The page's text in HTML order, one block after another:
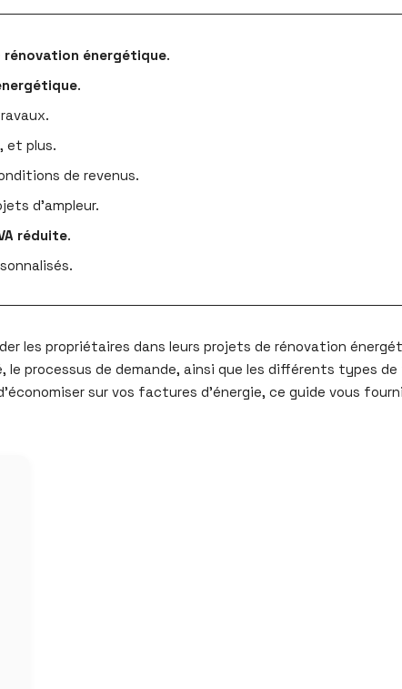
rénovation énergétique.
.
, et plus.
de revenus.
d’ampleur.
réduite.
les propriétaires dans leurs projets de rénovation
processus de demande, ainsi que les différents types
sur vos factures d’énergie, ce guide vous